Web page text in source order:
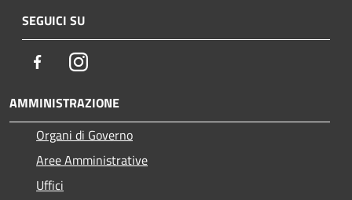
SEGUICI SU
FacebookInstagram
AMMINISTRAZIONE
Organi di Governo
Aree Amministrative
Uffici